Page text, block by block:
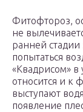
Фитофтороз,
не
ранней
попытаться
«Квадрисом» в
относится и к
выступают
появление